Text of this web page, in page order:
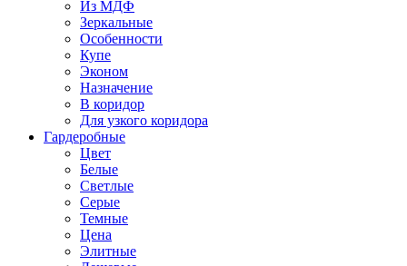
Из МДФ
Зеркальные
Особенности
Купе
Эконом
Назначение
В коридор
Для узкого коридора
Гардеробные
Цвет
Белые
Светлые
Серые
Темные
Цена
Элитные